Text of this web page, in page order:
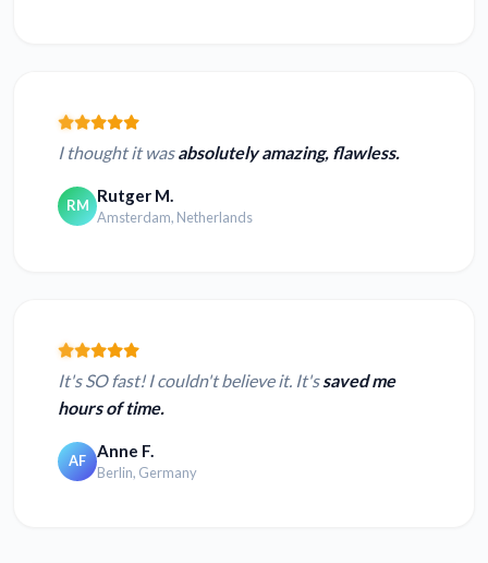
I thought it wasabsolutely amazing, flawless.
RM Rutger M.
Amsterdam, Netherlands
It's SO fast! I couldn't believe it. It'ssaved me
hours of time.
AF Anne F.
Berlin, Germany